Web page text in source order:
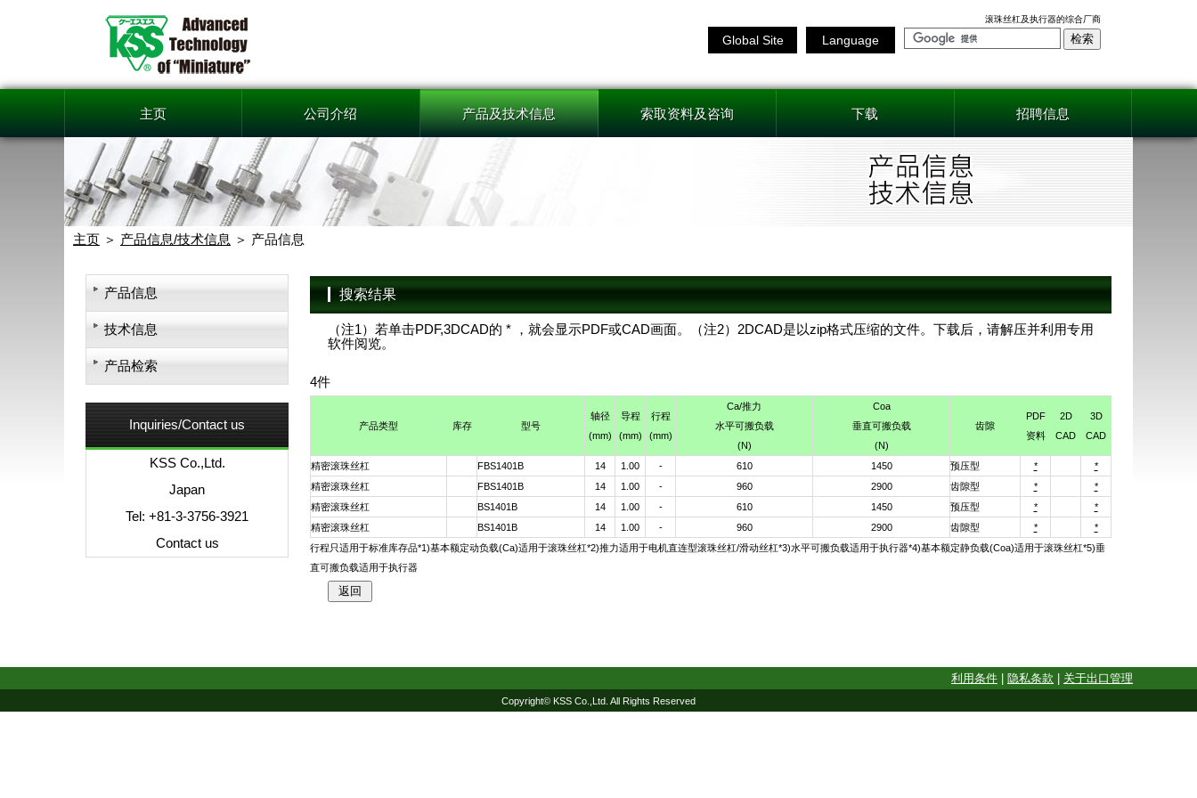
滚珠丝杠及执行器的综合厂商
Language
Global Site
主页 公司介绍 产品及技术信息 索取资料及咨询 下载 招聘信息
主页 产品信息/技术信息 产品信息
搜索结果
（注1）若单击PDF,3DCAD的 * ，就会显示PDF或CAD画面。（注2）2DCAD是以zip格式压缩的文件。下载后，请解压并利用专用
软件阅览。
4件
行程只适用于标准库存品*1)基本额定动负载(Ca)适用于滚珠丝杠*2)推力适用于电机直连型滚珠丝杠/滑动丝杠*3)水平可搬负载适用于执行器*4)基本额定静负载(Coa)适用于滚珠丝杠*5)垂
直可搬负载适用于执行器
产品类型 库存 型号
轴径
(mm)
导程
(mm)
行程
(mm)
Ca/推力
水平可搬负载
(N)
Coa
垂直可搬负载
(N)
齿隙
PDF
资料
2D
CAD
3D
CAD
精密滚珠丝杠 FBS1401B 14 1.00 - 610 1450 预压型 *
*
精密滚珠丝杠
FBS1401B 14 1.00 - 960 2900 齿隙型 *
*
精密滚珠丝杠
BS1401B 14 1.00 - 610 1450 预压型 *
*
精密滚珠丝杠
BS1401B 14 1.00 - 960 2900 齿隙型 * *
产品信息
技术信息
产品检索
Inquiries/Contact us
KSS Co.,Ltd.
Japan
Tel: +81-3-3756-3921
Contact us
利用条件 隐私条款 关于出口管理
Copyright© KSS Co.,Ltd. All Rights Reserved